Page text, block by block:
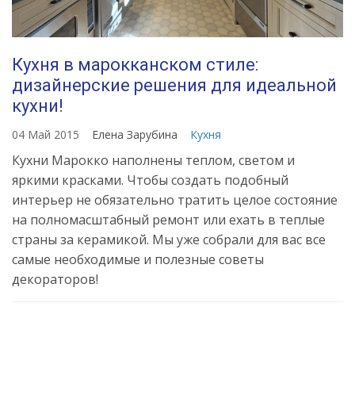
Кухня в марокканском стиле:
дизайнерские решения для идеальной
кухни!
04 Май 2015 Елена Зарубина Кухня
Кухни Марокко наполнены теплом, светом и
яркими красками. Чтобы создать подобный
интерьер не обязательно тратить целое состояние
на полномасштабный ремонт или ехать в теплые
страны за керамикой. Мы уже собрали для вас все
самые необходимые и полезные советы
декораторов!